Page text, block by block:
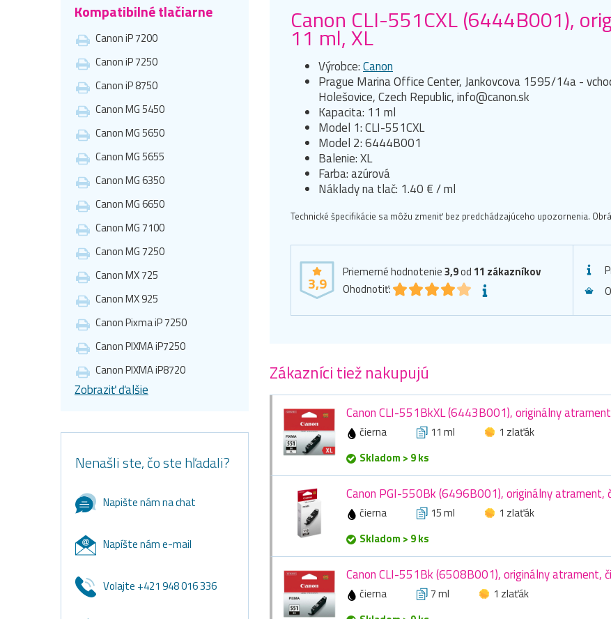
Kompatibilné tlačiarne
Canon iP 7200
Canon iP 7250
Canon iP 8750
Canon MG 5450
Canon MG 5650
Canon MG 5655
Canon MG 6350
Canon MG 6650
Canon MG 7100
Canon MG 7250
Canon MX 725
Canon MX 925
Canon Pixma iP 7250
Canon PIXMA iP7250
Canon PIXMA iP8720
Zobraziť ďalšie
Nenašli ste, čo ste hľadali?
Napište nám na chat
Napíšte nám e-mail
Volajte +421 948 016 336
Canon CLI-551CXL (6444B001),
11 ml, XL
Výrobce:Canon
Prague Marina Office Center, Jankovcova 1595/14a -
Holešovice, Czech Republic, info@canon.sk
Kapacita: 11 ml
Model 1: CLI-551CXL
Model 2: 6444B001
Balenie: XL
Farba: azúrová
Náklady na tlač: 1.40 € / ml
Technické špecifikácie sa môžu zmeniť bez predchádzajúceho upozornenia.
3,9
Priemerné hodnotenie3,9od 11 zákazníkov
Ohodnotiť:
Zákazníci tiež nakupujú
Canon CLI-551BkXL (6443B001), originálny
čierna 11 ml
1 zlaťák
Skladom > 9 ks
Canon PGI-550Bk (6496B001), originálny atrament,
čierna 15 ml
1 zlaťák
Skladom > 9 ks
Canon CLI-551Bk (6508B001), originálny atrament,
čierna 7 ml
1 zlaťák